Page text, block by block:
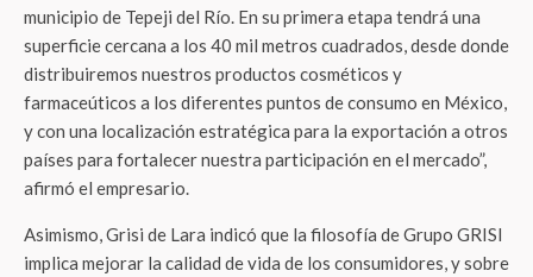
municipio de Tepeji del Río. En su primera etapa tendrá una
superficie cercana a los 40 mil metros cuadrados, desde donde
distribuiremos nuestros productos cosméticos y
farmaceúticos a los diferentes puntos de consumo en México,
y con una localización estratégica para la exportación a otros
países para fortalecer nuestra participación en el mercado”,
afirmó el empresario.
Asimismo, Grisi de Lara indicó que la filosofía de Grupo GRISI
implica mejorar la calidad de vida de los consumidores, y sobre